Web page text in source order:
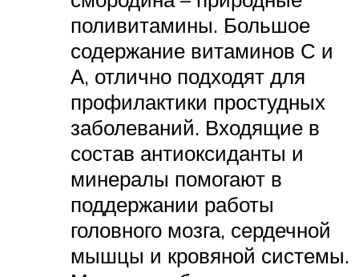
поливитамины. Большое
содержание витаминов С и
А, отлично подходят для
профилактики простудных
заболеваний. Входящие в
состав антиоксиданты и
минералы помогают в
поддержании работы
головного мозга, сердечной
мышцы и кровяной системы.